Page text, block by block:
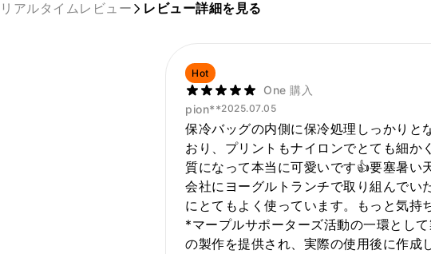
リアルタイムレビュー レビュー詳細を見る
Hot
One 購入
pion**2025.07.05
保冷バッグの内側に保冷処理しっかりと
おり、プリントもナイロンでとても細か
質になって本当に可愛いです👍要塞暑い
会社にヨーグルトランチで取り組んでい
にとてもよく使っています。もっと気持
*マープルサポーターズ活動の一環として
の製作を提供され、実際の使用後に作成